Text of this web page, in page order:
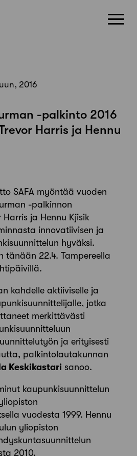
2016
-palkinto 2016
Harris ja Hennu
SAFA myöntää vuoden
-palkinnon
ja Hennu Kjisik
innovatiivisen ja
hyväksi.
tänään 22.4. Tampereella
aktiiviselle ja
jotka
merkittävästi
ja erityisesti
palkintolautakunnan
Keskikastari sanoo.
kaupunkisuunnittelun
vuodesta 1999. Hennu
yliopiston
2010.